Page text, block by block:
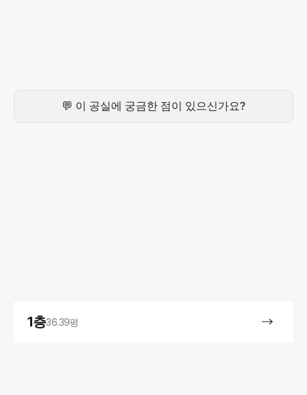
1층36.39평
💬 이 공실에 궁금한 점이 있으신가요?